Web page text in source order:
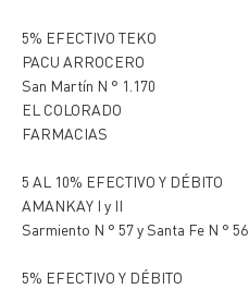
5% EFECTIVO TEKO
PACU ARROCERO
San Martín N ° 1.170
EL COLORADO
FARMACIAS
5 AL 10% EFECTIVO Y DÉBITO
AMANKAY I y II
Sarmiento N ° 57 y Santa Fe N ° 56
5% EFECTIVO Y DÉBITO